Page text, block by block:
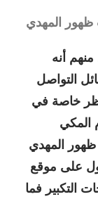
المهدي
أنه
التواصل
خاصة في
المكي
ظهور المهدي
على موقع
التكبير فما